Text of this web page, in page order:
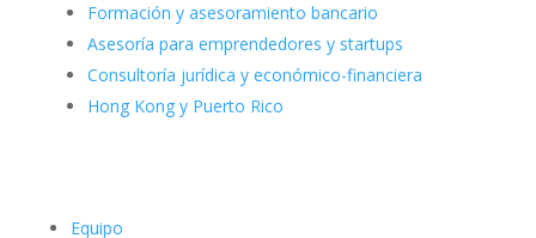
Formación y asesoramiento bancario
Asesoría para emprendedores y startups
Consultoría jurídica y económico-financiera
Hong Kong y Puerto Rico
Equipo